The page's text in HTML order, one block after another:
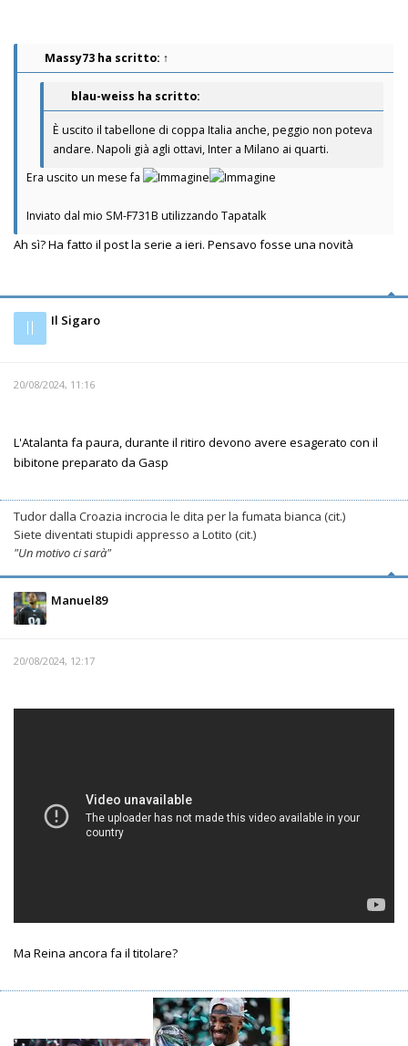
Massy73 ha scritto: ↑
blau-weiss ha scritto:
È uscito il tabellone di coppa Italia anche, peggio non poteva
andare. Napoli già agli ottavi, Inter a Milano ai quarti.
Era uscito un mese fa
Inviato dal mio SM-F731B utilizzando Tapatalk
Ah sì? Ha fatto il post la serie a ieri. Pensavo fosse una novità
Il Il Sigaro
20/08/2024, 11:16
L'Atalanta fa paura, durante il ritiro devono avere esagerato con il
bibitone preparato da Gasp
Tudor dalla Croazia incrocia le dita per la fumata bianca (cit.)
Siete diventati stupidi appresso a Lotito (cit.)
"Un motivo ci sarà"
Manuel89
20/08/2024, 12:17
Ma Reina ancora fa il titolare?